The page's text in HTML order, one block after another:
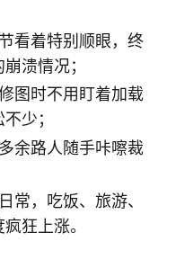
看着特别顺眼，终
溃情况；
图时不用盯着加载
少；
余路人随手咔嚓裁
常，吃饭、旅游、
狂上涨。